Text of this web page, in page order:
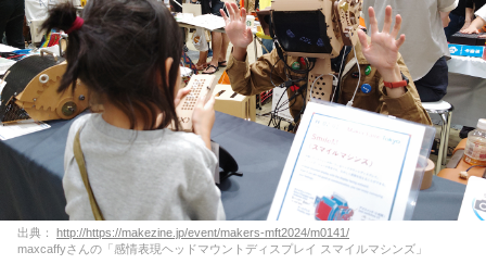
出典：
http://https://makezine.jp/event/makers-mft2024/m0141/
maxcaffyさんの「感情表現ヘッドマウントディスプレイ スマイルマシンズ」